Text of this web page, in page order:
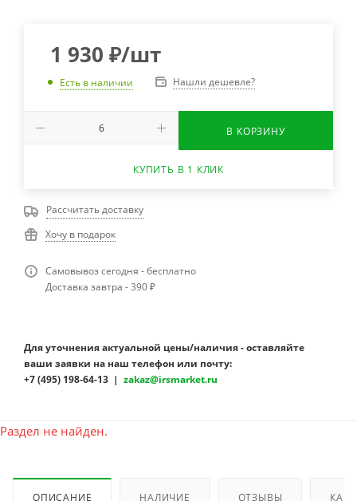
1 930 ₽/шт
Есть в наличии Нашли дешевле?
В КОРЗИНУ
КУПИТЬ В 1 КЛИК
Рассчитать доставку
Хочу в подарок
Самовывоз сегодня - бесплатно
Доставка завтра - 390 ₽
Для уточнения актуальной цены/наличия - оставляйте
ваши заявки на наш телефон или почту:
+7 (495) 198-64-13 | zakaz@irsmarket.ru
Раздел не найден.
ОПИСАНИЕ НАЛИЧИЕ ОТЗЫВЫ КАК